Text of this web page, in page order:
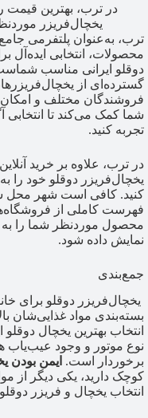
در ترب، بهترین قیمت
یخچال‌فریزر
ترب، به‌عنوان پلتفرمی
محصولات، انتخابی ایده‌آل
دوقلو ایرانی مناسب
گسترده‌ای از
فروشندگان مختلف و
شما کمک می‌کند تا انتخابی
تجربه کنید.
در ترب، علاوه بر خرید
یخچال‌فریزر دوقلو خود را
کنید. کافی است شهر محل
فهرست کاملی از
محصول موردنظر شما را
نمایش داده شود.
جمع‌بندی
یخچال‌فریزر دوقلو برای
بسته‌بندی مواد غذایی‌شان
انتخاب بهترین یخچال دوقلو
نوع موتور و وجود عیب‌یاب
برخوردار است. ایمن بودن
کوچک دارید، یکی دیگر از
انتخاب یخچال و فریزر